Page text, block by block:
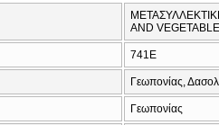
AND
741Ε
Γεωπονίας,
Γεωπονίας